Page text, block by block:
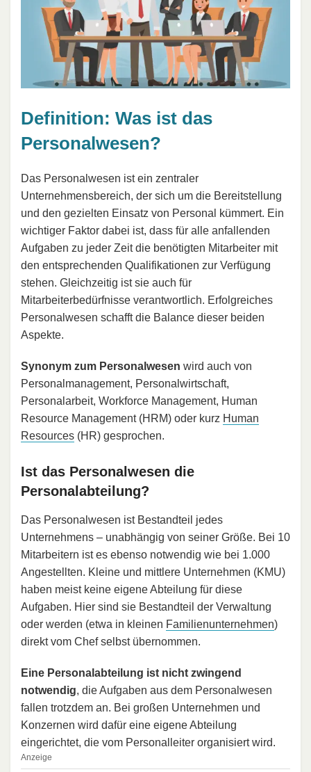
Definition: Was ist das
Personalwesen?
Das Personalwesen ist ein zentraler
Unternehmensbereich, der sich um die Bereitstellung
und den gezielten Einsatz von Personal kümmert. Ein
wichtiger Faktor dabei ist, dass für alle anfallenden
Aufgaben zu jeder Zeit die benötigten Mitarbeiter mit
den entsprechenden Qualifikationen zur Verfügung
stehen. Gleichzeitig ist sie auch für
Mitarbeiterbedürfnisse verantwortlich. Erfolgreiches
Personalwesen schafft die Balance dieser beiden
Aspekte.
Synonym zum Personalwesen wird auch von
Personalmanagement, Personalwirtschaft,
Personalarbeit, Workforce Management, Human
Resource Management (HRM) oder kurz Human
Resources (HR) gesprochen.
Ist das Personalwesen die
Personalabteilung?
Das Personalwesen ist Bestandteil jedes
Unternehmens – unabhängig von seiner Größe. Bei 10
Mitarbeitern ist es ebenso notwendig wie bei 1.000
Angestellten. Kleine und mittlere Unternehmen (KMU)
haben meist keine eigene Abteilung für diese
Aufgaben. Hier sind sie Bestandteil der Verwaltung
oder werden (etwa in kleinen Familienunternehmen)
direkt vom Chef selbst übernommen.
Eine Personalabteilung ist nicht zwingend
notwendig, die Aufgaben aus dem Personalwesen
fallen trotzdem an. Bei großen Unternehmen und
Konzernen wird dafür eine eigene Abteilung
eingerichtet, die vom Personalleiter organisiert wird.
Anzeige